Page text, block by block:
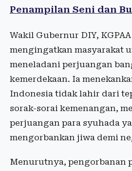
Penampilan Seni dan
Wakil Gubernur DIY,
mengingatkan masyarakat
meneladani perjuangan
kemerdekaan. Ia
Indonesia tidak lahir dari
sorak-sorai kemenangan,
perjuangan para syuhada
mengorbankan jiwa demi
Menurutnya, pengorbanan